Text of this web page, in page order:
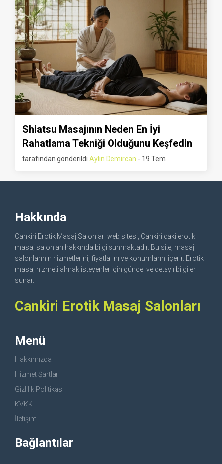
Shiatsu Masajının Neden En İyi
Rahatlama Tekniği Olduğunu Keşfedin
tarafından gönderildi Aylin Demircan - 19 Tem
Hakkında
Cankiri Erotik Masaj Salonları web sitesi, Cankiri'daki erotik
masaj salonları hakkında bilgi sunmaktadır. Bu site, masaj
salonlarının hizmetlerini, fiyatlarını ve konumlarını içerir. Erotik
masaj hizmeti almak isteyenler için güncel ve detaylı bilgiler
sunar.
Cankiri Erotik Masaj Salonları
Menü
Hakkımızda
Hizmet Şartları
Gizlilik Politikası
KVKK
İletişim
Bağlantılar